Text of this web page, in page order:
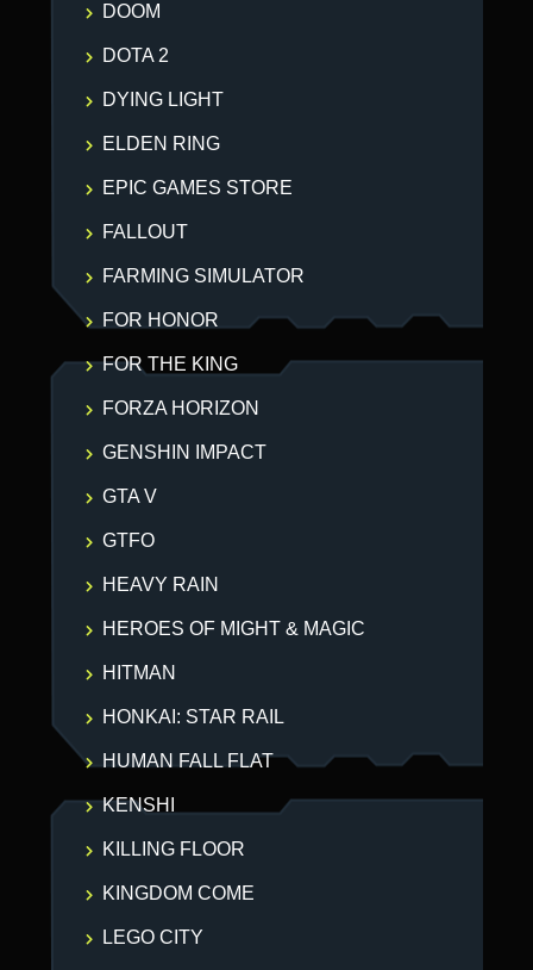
DOOM
DOTA 2
DYING LIGHT
ELDEN RING
EPIC GAMES STORE
FALLOUT
FARMING SIMULATOR
FOR HONOR
FOR THE KING
FORZA HORIZON
GENSHIN IMPACT
GTA V
GTFO
HEAVY RAIN
HEROES OF MIGHT & MAGIC
HITMAN
HONKAI: STAR RAIL
HUMAN FALL FLAT
KENSHI
KILLING FLOOR
KINGDOM COME
LEGO CITY